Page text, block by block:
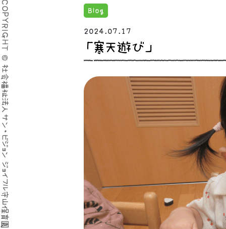
COPYRIGHT © 社会福祉法人サン・ビジョン ジョイフル守山保育園 Blog
2024.07.17
「寒天遊び」